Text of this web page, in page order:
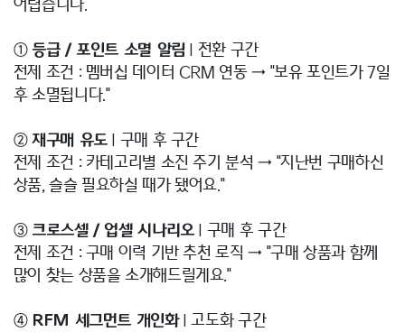
어렵습니다.
①등급 / 포인트 소멸 알림| 전환 구간
전제 조건 : 멤버십 데이터 CRM 연동 → "보유 포인트가 7일
후 소멸됩니다."
②재구매 유도| 구매 후 구간
전제 조건 : 카테고리별 소진 주기 분석 → "지난번 구매하신
상품, 슬슬 필요하실 때가 됐어요."
③ 크로스셀 / 업셀 시나리오| 구매 후 구간
전제 조건 : 구매 이력 기반 추천 로직 → "구매 상품과 함께
많이 찾는 상품을 소개해드릴게요."
④ RFM 세그먼트 개인화| 고도화 구간